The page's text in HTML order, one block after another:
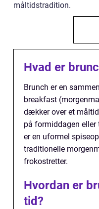
måltidstradition.
Hvad er
Brunch er en
breakfast
dækker over et
på formiddagen
er en uformel
traditionelle
frokostretter.
Hvordan er
tid?